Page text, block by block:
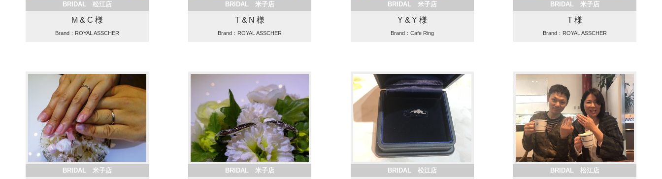
BRIDAL 松江店
M & C 様
Brand：ROYAL ASSCHER
BRIDAL 米子店
T & N 様
Brand：ROYAL ASSCHER
BRIDAL 米子店
Y & Y 様
Brand：Cafe Ring
BRIDAL 米子店
T 様
Brand：ROYAL ASSCHER
BRIDAL 米子店 BRIDAL 米子店 BRIDAL 松江店 BRIDAL 松江店